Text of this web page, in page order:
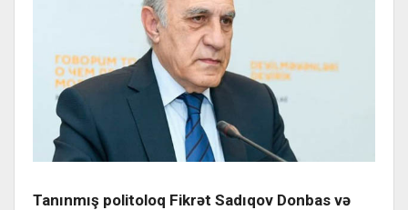
Tanınmış politoloq Fikrət Sadıqov Donbas və